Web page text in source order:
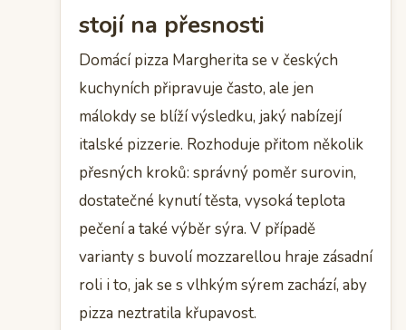
stojí na přesnosti
Domácí pizza Margherita se v českých
kuchyních připravuje často, ale jen
málokdy se blíží výsledku, jaký nabízejí
italské pizzerie. Rozhoduje přitom několik
přesných kroků: správný poměr surovin,
dostatečné kynutí těsta, vysoká teplota
pečení a také výběr sýra. V případě
varianty s buvolí mozzarellou hraje zásadní
roli i to, jak se s vlhkým sýrem zachází, aby
pizza neztratila křupavost.